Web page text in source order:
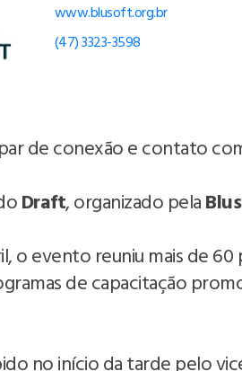
www.blusoft.org.br
(47) 3323-3598
de conexão e contato
Draft, organizado pela
o evento reuniu mais de
de capacitação